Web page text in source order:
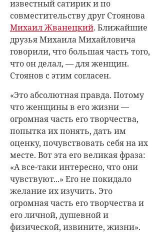
известный сатирик и по
совместительству друг Стоянова
Михаил Жванецкий. Ближайшие
друзья Михаила Михайловича
говорили, что большая часть того,
что он делал, — для женщин.
Стоянов с этим согласен.
«Это абсолютная правда. Потому
что женщины в его жизни —
огромная часть его творчества,
попытка их понять, дать им
оценку, почувствовать себя на их
месте. Вот эта его великая фраза:
«А все-таки интересно, что они
чувствуют...» Его не покидало
желание их изучить. Это
огромная часть его творчества и
его личной, душевной и
физической, извините, жизни».